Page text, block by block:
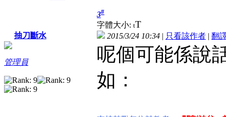
抽刀斷水
管理員
3#
字體大小: tT
2015/3/24 10:34 | 只看該作者 | 翻
呢個可能係說
如：